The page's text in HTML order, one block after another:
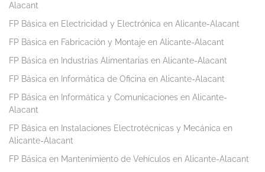
Alacant
FP Básica en Electricidad y Electrónica en Alicante-Alacant
FP Básica en Fabricación y Montaje en Alicante-Alacant
FP Básica en Industrias Alimentarias en Alicante-Alacant
FP Básica en Informática de Oficina en Alicante-Alacant
FP Básica en Informática y Comunicaciones en Alicante-
Alacant
FP Básica en Instalaciones Electrotécnicas y Mecánica en
Alicante-Alacant
FP Básica en Mantenimiento de Vehículos en Alicante-Alacant